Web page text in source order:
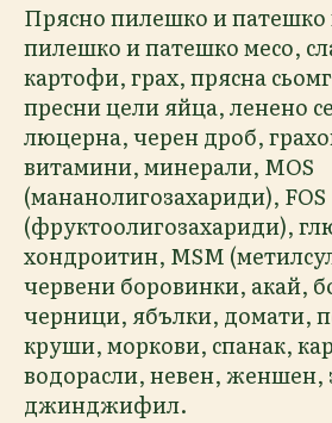
Прясно пилешко и патешко
пилешко и патешко месо,
картофи, грах, прясна
пресни цели яйца, ленено
люцерна, черен дроб,
витамини, минерали, MOS
(мананолигозахариди), FOS
(фруктоолигозахариди),
хондроитин, MSM
червени боровинки, акай,
черници, ябълки, домати,
круши, моркови, спанак,
водорасли, невен, женшен,
джинджифил.